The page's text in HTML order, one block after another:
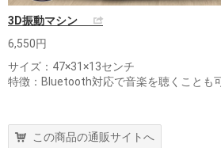
3D振動マシン
6,550円
サイズ：47×31×13センチ
特徴：Bluetooth対応で音楽を聴くことも
この商品の通販サイトへ